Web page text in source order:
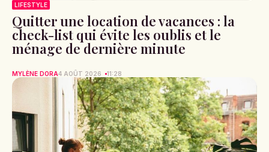
LIFESTYLE
Quitter une location de vacances : la
check-list qui évite les oublis et le
ménage de dernière minute
MYLÈNE DORA4 AOÛT 2026 11:28